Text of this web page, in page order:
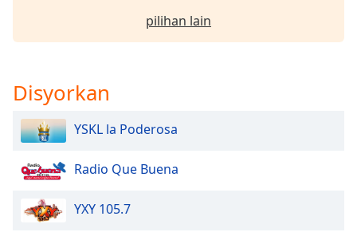
Text
Background
Opacity
pilihan lain
Disyorkan
YSKL la Poderosa
Radio Que Buena
YXY 105.7